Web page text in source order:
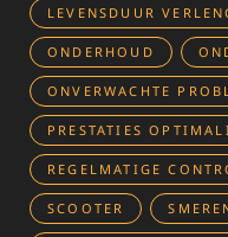
LEVENSDUUR
ONDERHOUD
ONVERWACHTE
PRESTATIES
REGELMATIGE
SCOOTER